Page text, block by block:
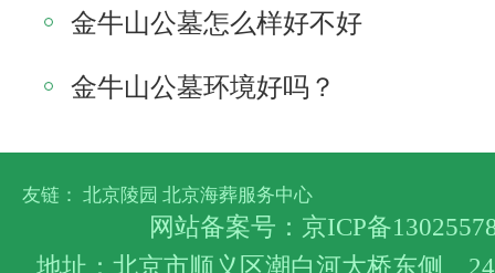
金牛山公墓怎么样好不好
金牛山公墓环境好吗？
友链： 北京陵园 北京海葬服务中心
网站备案号： 京ICP备
地址：北京市顺义区潮白河大桥东侧